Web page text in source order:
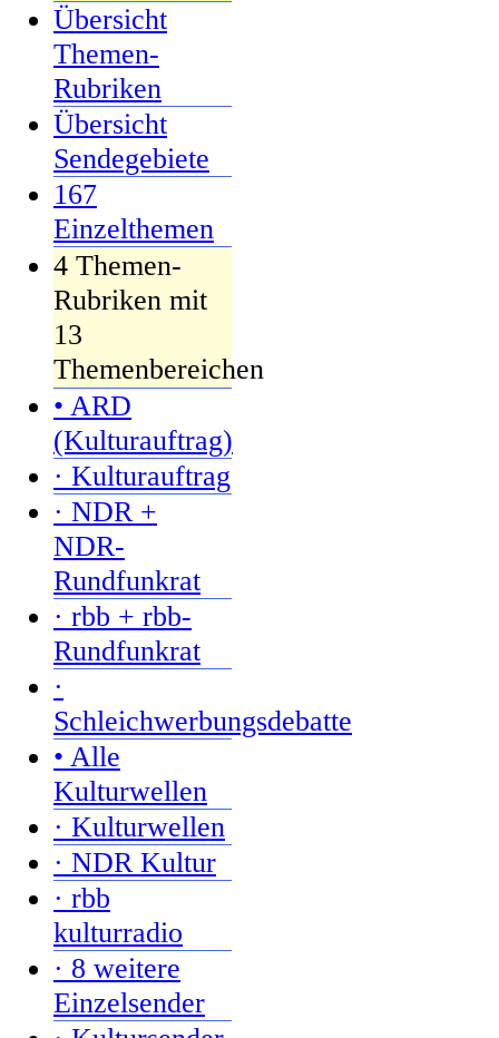
Übersicht
Themen-
Rubriken
Übersicht
Sendegebiete
167
Einzelthemen
4 Themen-
Rubriken mit
13
Themenbereichen
• ARD
(Kulturauftrag)
· Kulturauftrag
· NDR +
NDR-
Rundfunkrat
· rbb + rbb-
Rundfunkrat
·
Schleichwerbungsdebatte
• Alle
Kulturwellen
· Kulturwellen
· NDR Kultur
· rbb
kulturradio
· 8 weitere
Einzelsender